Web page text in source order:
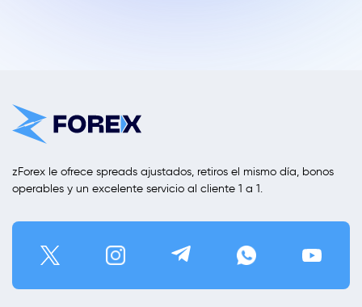
zForex le ofrece spreads ajustados, retiros el mismo día, bonos
operables y un excelente servicio al cliente 1 a 1.